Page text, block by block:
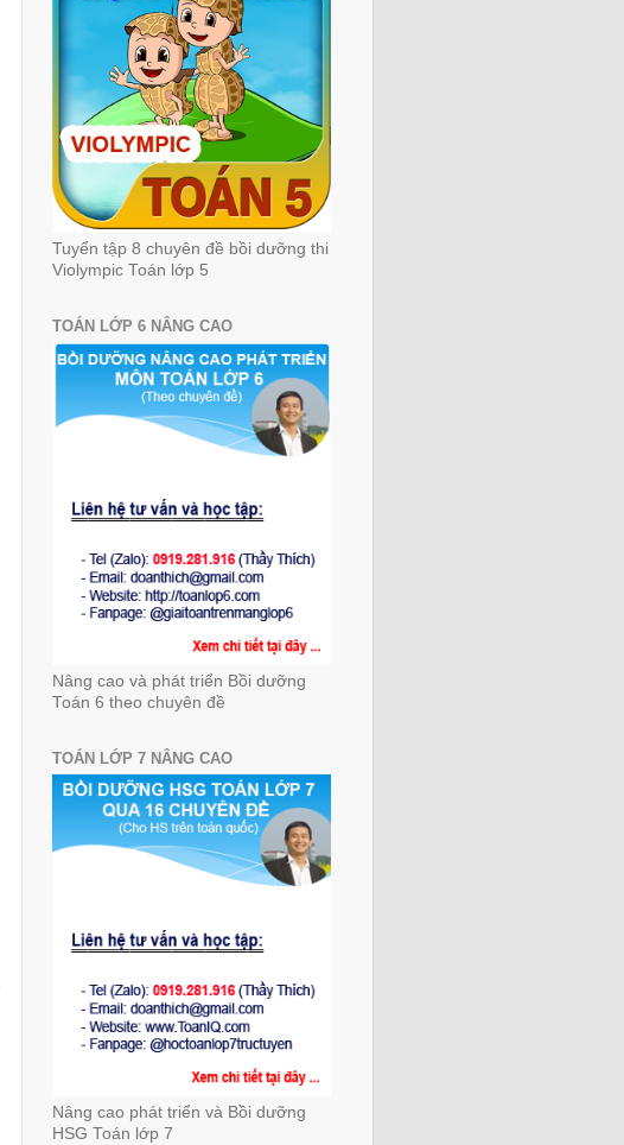
Tuyển tập 8 chuyên đề bồi dưỡng thi
Violympic Toán lớp 5
TOÁN LỚP 6 NÂNG CAO
Nâng cao và phát triển Bồi dưỡng
Toán 6 theo chuyên đề
TOÁN LỚP 7 NÂNG CAO
Nâng cao phát triển và Bồi dưỡng
HSG Toán lớp 7